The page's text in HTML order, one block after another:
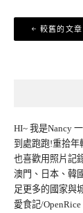
文
章
較舊的文章
HI~ 我是Nancy
到處跑跑!重拾年
也喜歡用照片記
澳門、日本、韓
足更多的國家與
愛食記/